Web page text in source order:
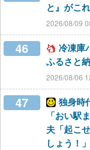
と』がこれ
2026/08/09
46
冷凍庫
ふるさと
2026/08/06
47
独身時
「おい駅
夫「起こ
しょう！